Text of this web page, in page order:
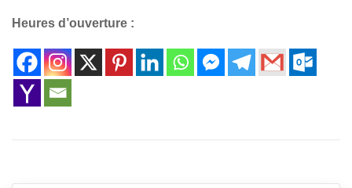
Heures d’ouverture :